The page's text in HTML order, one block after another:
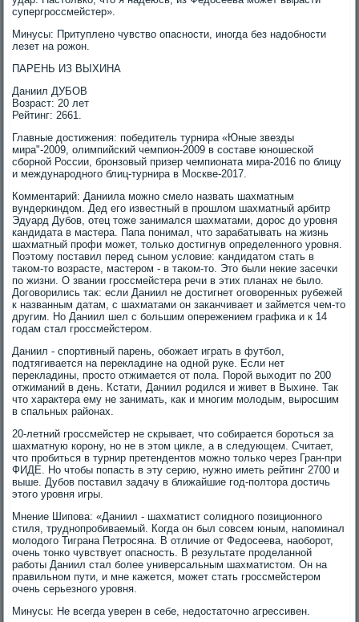
супергроссмейстер».
Минусы: Притуплено чувство опасности, иногда без надобности
лезет на рожон.
ПАРЕНЬ ИЗ ВЫХИНА
Даниил ДУБОВ
Возраст: 20 лет
Рейтинг: 2661.
Главные достижения: победитель турнира «Юные звезды
мира"-2009, олимпийский чемпион-2009 в составе юношеской
сборной России, бронзовый призер чемпионата мира-2016 по блицу
и международного блиц-турнира в Москве-2017.
Комментарий: Даниила можно смело назвать шахматным
вундеркиндом. Дед его известный в прошлом шахматный арбитр
Эдуард Дубов, отец тоже занимался шахматами, дорос до уровня
кандидата в мастера. Папа понимал, что зарабатывать на жизнь
шахматный профи может, только достигнув определенного уровня.
Поэтому поставил перед сыном условие: кандидатом стать в
таком-то возрасте, мастером - в таком-то. Это были некие засечки
по жизни. О звании гроссмейстера речи в этих планах не было.
Договорились так: если Даниил не достигнет оговоренных рубежей
к названным датам, с шахматами он заканчивает и займется чем-то
другим. Но Даниил шел с большим опережением графика и к 14
годам стал гроссмейстером.
Даниил - спортивный парень, обожает играть в футбол,
подтягивается на перекладине на одной руке. Если нет
перекладины, просто отжимается от пола. Порой выходит по 200
отжиманий в день. Кстати, Даниил родился и живет в Выхине. Так
что характера ему не занимать, как и многим молодым, выросшим
в спальных районах.
20-летний гроссмейстер не скрывает, что собирается бороться за
шахматную корону, но не в этом цикле, а в следующем. Считает,
что пробиться в турнир претендентов можно только через Гран-при
ФИДЕ. Но чтобы попасть в эту серию, нужно иметь рейтинг 2700 и
выше. Дубов поставил задачу в ближайшие год-полтора достичь
этого уровня игры.
Мнение Шипова: «Даниил - шахматист солидного позиционного
стиля, труднопробиваемый. Когда он был совсем юным, напоминал
молодого Тиграна Петросяна. В отличие от Федосеева, наоборот,
очень тонко чувствует опасность. В результате проделанной
работы Даниил стал более универсальным шахматистом. Он на
правильном пути, и мне кажется, может стать гроссмейстером
очень серьезного уровня.
Минусы: Не всегда уверен в себе, недостаточно агрессивен.